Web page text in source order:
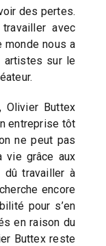
des pertes.
avec
nous a
artistes sur le
Olivier Buttex
entreprise tôt
ne peut pas
vie grâce aux
dû travailler à
encore
pour s’en
en raison du
Buttex reste